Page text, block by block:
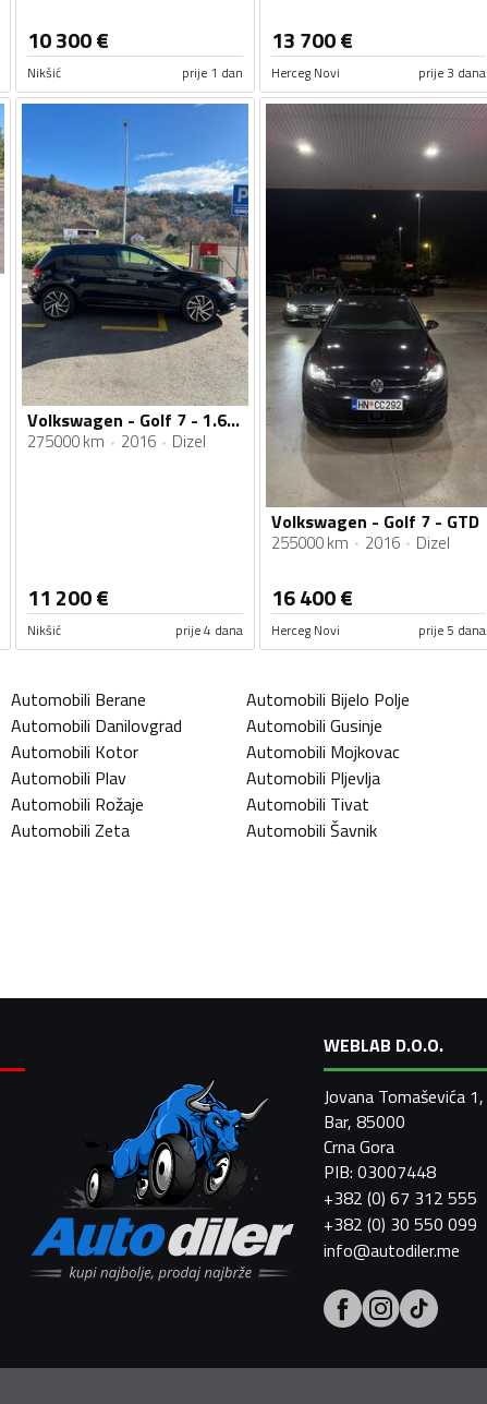
10 300€
Nikšić prije 1 dan
13 700€
Herceg Novi prije 3 dana
Volkswagen - Golf 7 - 1.6 tdi
275000 km 2016 Dizel
11 200€
Nikšić prije 4 dana
Volkswagen - Golf 7 - GTD
255000 km 2016 Dizel
16 400€
Herceg Novi prije 5 dana
Automobili Berane Automobili Bijelo Polje
Automobili Danilovgrad Automobili Gusinje
Automobili Kotor Automobili Mojkovac
Automobili Plav Automobili Pljevlja
Automobili Rožaje Automobili Tivat
Automobili Zeta Automobili Šavnik
WEBLAB D.O.O.
Jovana Tomaševića 1,
Bar, 85000
Crna Gora
PIB: 03007448
+382 (0) 67 312 555
+382 (0) 30 550 099
info@autodiler.me